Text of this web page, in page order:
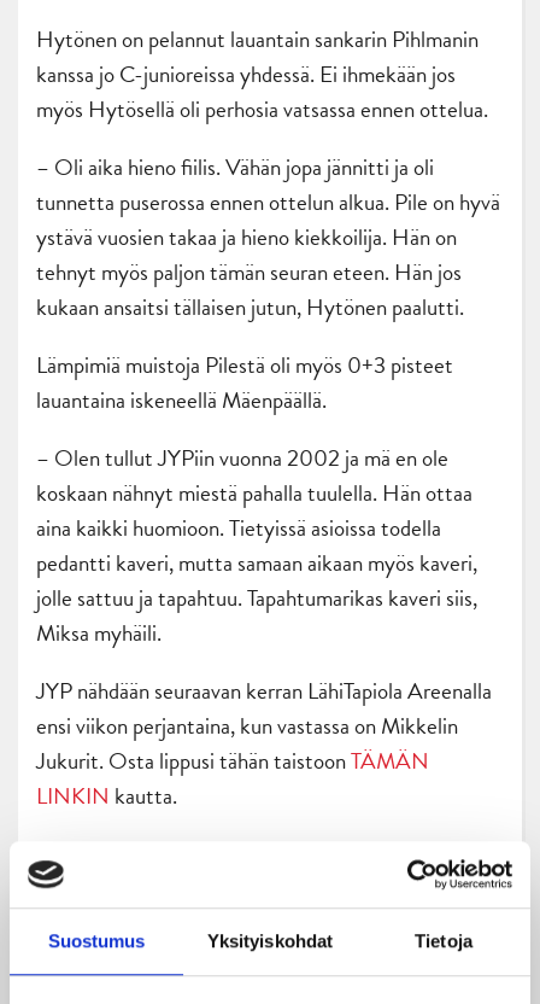
Suostumus Yksityiskohdat Tietoja
Hytönen on pelannut lauantain sankarin Pihlmanin
kanssa jo C-junioreissa yhdessä. Ei ihmekään jos
myös Hytösellä oli perhosia vatsassa ennen ottelua.
– Oli aika hieno fiilis. Vähän jopa jännitti ja oli
tunnetta puserossa ennen ottelun alkua. Pile on hyvä
ystävä vuosien takaa ja hieno kiekkoilija. Hän on
tehnyt myös paljon tämän seuran eteen. Hän jos
kukaan ansaitsi tällaisen jutun, Hytönen paalutti.
Lämpimiä muistoja Pilestä oli myös 0+3 pisteet
lauantaina iskeneellä Mäenpäällä.
– Olen tullut JYPiin vuonna 2002 ja mä en ole
koskaan nähnyt miestä pahalla tuulella. Hän ottaa
aina kaikki huomioon. Tietyissä asioissa todella
pedantti kaveri, mutta samaan aikaan myös kaveri,
jolle sattuu ja tapahtuu. Tapahtumarikas kaveri siis,
Miksa myhäili.
JYP nähdään seuraavan kerran LähiTapiola Areenalla
ensi viikon perjantaina, kun vastassa on Mikkelin
Jukurit. Osta lippusi tähän taistoonTÄMÄN
LINKIN kautta.